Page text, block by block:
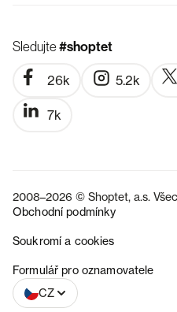
Sledujte#shoptet
26k 5.2k
7k
2008–2026 © Shoptet, a.s.
Obchodní podmínky
Soukromí a cookies
Formulář pro oznamovatele
CZ